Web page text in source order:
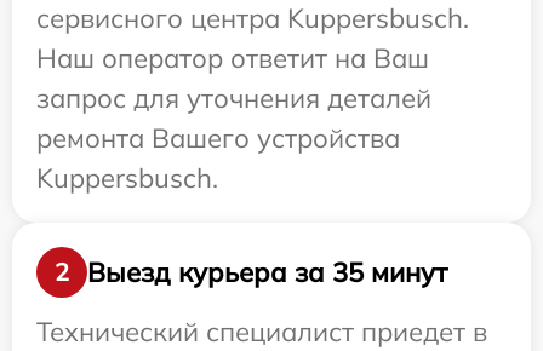
сервисного центра Kuppersbusch.
Наш оператор ответит на Ваш
запрос для уточнения деталей
ремонта Вашего устройства
Kuppersbusch.
2
Выезд курьера за 35 минут
Технический специалист приедет в